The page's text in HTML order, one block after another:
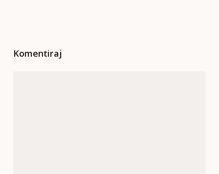
Komentiraj